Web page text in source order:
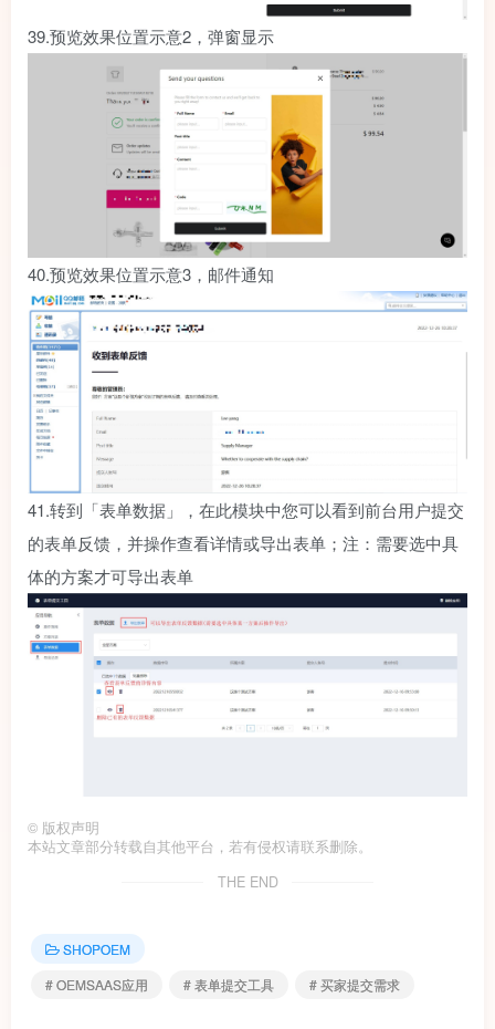
39.预览效果位置示意2，弹窗显示
40.预览效果位置示意3，邮件通知
41.转到「表单数据」，在此模块中您可以看到前台用户提交
的表单反馈，并操作查看详情或导出表单；注：需要选中具
体的方案才可导出表单
© 版权声明
本站文章部分转载自其他平台，若有侵权请联系删除。
THE END
SHOPOEM
# OEMSAAS应用
# 表单提交工具 # 买家提交需求